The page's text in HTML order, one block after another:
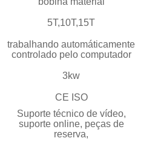
5T,10T,15T
trabalhando automáticamente
controlado pelo computador
3kw
CE ISO
Suporte técnico de vídeo,
suporte online, peças de
reserva,